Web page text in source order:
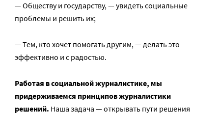
— Обществу и государству, — увидеть социальные
проблемы и решить их;
— Тем, кто хочет помогать другим, — делать это
эффективно и с радостью.
Работая в социальной журналистике, мы
придерживаемся принципов журналистики
решений. Наша задача — открывать пути решения